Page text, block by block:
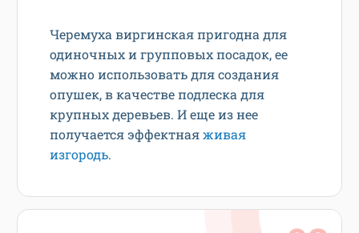
Черемуха виргинская пригодна для
одиночных и групповых посадок, ее
можно использовать для создания
опушек, в качестве подлеска для
крупных деревьев. И еще из нее
получается эффектнаяживая
изгородь.